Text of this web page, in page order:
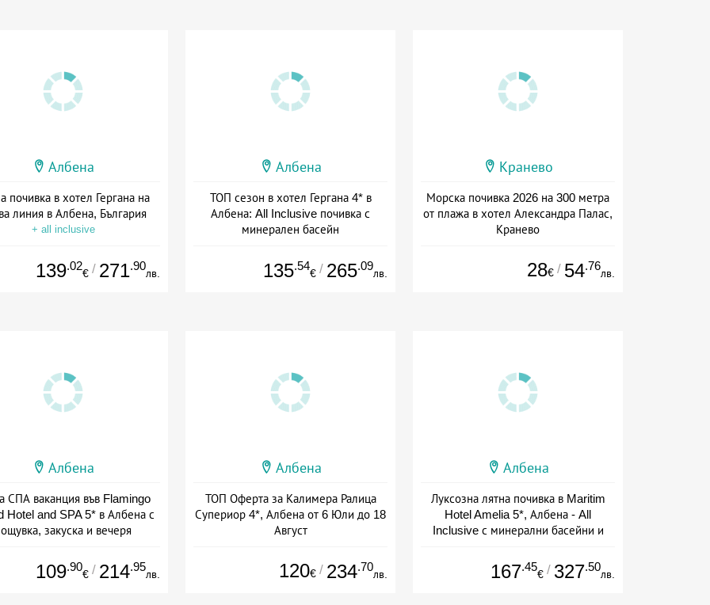
Албена
почивка в хотел Гергана на
линия в Албена, България
+ all inclusive
139.02
€ / 271.90
лв.
Албена
ТОП сезон в хотел Гергана 4* в
Албена: All Inclusive почивка с
минерален басейн
135.54
€ / 265.09
лв.
Кранево
Морска почивка 2026 на 300 метра
от плажа в хотел Александра Палас,
Кранево
28€ / 54.76
лв.
Албена
СПА ваканция във Flamingo
Hotel and SPA 5* в Албена с
закуска и вечеря
109.90
€ / 214.95
лв.
Албена
ТОП Оферта за Калимера Ралица
Супериор 4*, Албена от 6 Юли до 18
Август
120€ / 234.70
лв.
Албена
Луксозна лятна почивка в Maritim
Hotel Amelia 5*, Албена - All
Inclusive с минерални басейни и
+ all inclusive
167.45
€ / 327.50
лв.